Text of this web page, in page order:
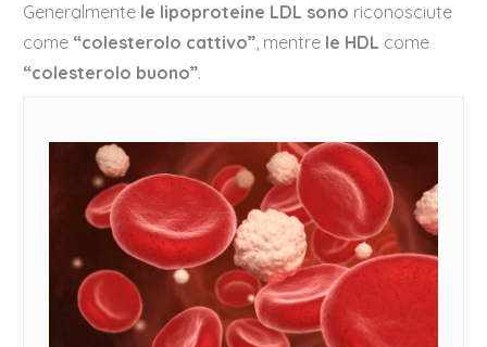
Generalmente le lipoproteine LDL sono riconosciute
come “colesterolo cattivo”, mentre le HDL come
“colesterolo buono”.